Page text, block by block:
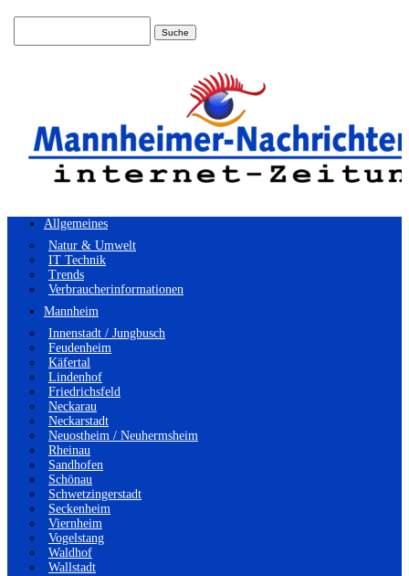
Allgemeines
Natur & Umwelt
IT Technik
Trends
Verbraucherinformationen
Mannheim
Innenstadt / Jungbusch
Feudenheim
Käfertal
Lindenhof
Friedrichsfeld
Neckarau
Neckarstadt
Neuostheim / Neuhermsheim
Rheinau
Sandhofen
Schönau
Schwetzingerstadt
Seckenheim
Viernheim
Vogelstang
Waldhof
Wallstadt